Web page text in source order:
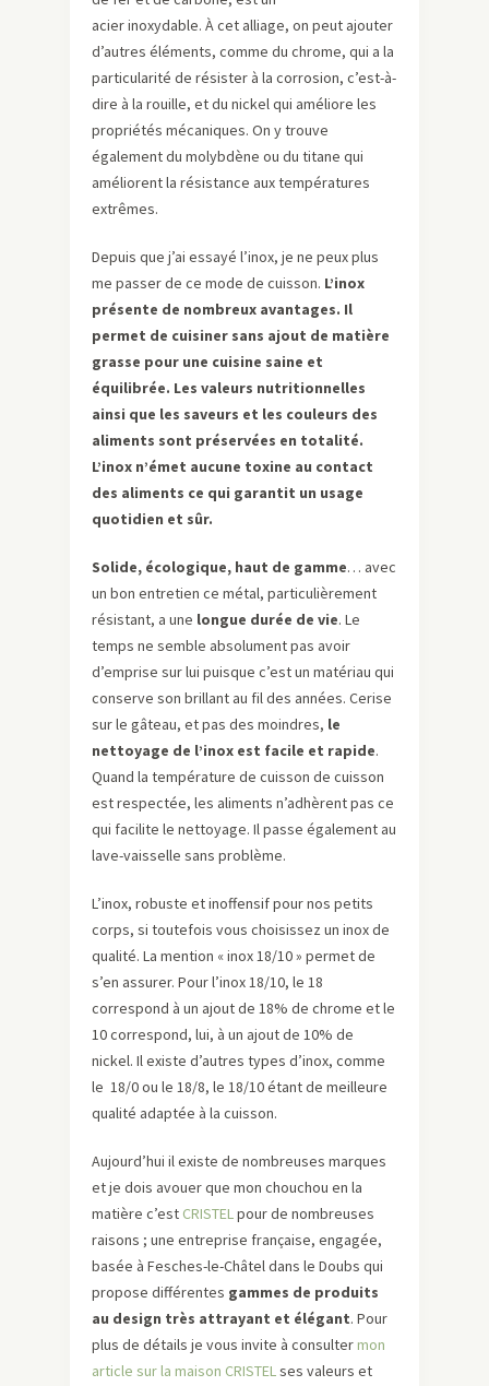
acier inoxydable. À cet alliage, on peut ajouter
d’autres éléments, comme du chrome, qui a la
particularité de résister à la corrosion, c’est-à-
dire à la rouille, et du nickel qui améliore les
propriétés mécaniques. On y trouve
également du molybdène ou du titane qui
améliorent la résistance aux températures
extrêmes.
Depuis que j’ai essayé l’inox, je ne peux plus
me passer de ce mode de cuisson. L’inox
présente de nombreux avantages. Il
permet de cuisiner sans ajout de matière
grasse pour une cuisine saine et
équilibrée. Les valeurs nutritionnelles
ainsi que les saveurs et les couleurs des
aliments sont préservées en totalité.
L’inox n’émet aucune toxine au contact
des aliments ce qui garantit un usage
quotidien et sûr.
Solide, écologique, haut de gamme… avec
un bon entretien ce métal, particulièrement
résistant, a une longue durée de vie. Le
temps ne semble absolument pas avoir
d’emprise sur lui puisque c’e­­­st un matériau qui
conserve son brillant au fil des années. Cerise
sur le gâteau, et pas des moindres, le
nettoyage de l’inox est facile et rapide.
Quand la température de cuisson de cuisson
est respectée, les aliments n’adhèrent pas ce
qui facilite le nettoyage. Il passe également au
lave-vaisselle sans problème.
L’inox, robuste et inoffensif pour nos petits
corps, si toutefois vous choisissez un inox de
qualité. La mention « inox 18/10 » permet de
s’en assurer. Pour l’inox 18/10, le 18
correspond à un ajout de 18% de chrome et le
10 correspond, lui, à un ajout de 10% de
nickel. Il existe d’autres types d’inox, comme
le 18/0 ou le 18/8, le 18/10 étant de meilleure
qualité adaptée à la cuisson.
Aujourd’hui il existe de nombreuses marques
et je dois avouer que mon chouchou en la
matière c’est CRISTELpour de nombreuses
raisons ; une entreprise française, engagée,
basée à Fesches-le-Châtel dans le Doubs qui
propose différentes gammes de produits
au design très attrayant et élégant. Pour
plus de détails je vous invite à consultermon
article sur la maison CRISTELses valeurs et